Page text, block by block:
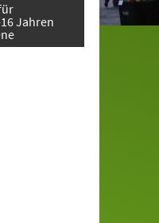
Jahren